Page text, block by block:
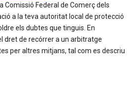
Comissió Federal de Comerç dels
a la teva autoritat local de protecció
els dubtes que tinguis. En
dret de recórrer a un arbitratge
per altres mitjans, tal com es descriu